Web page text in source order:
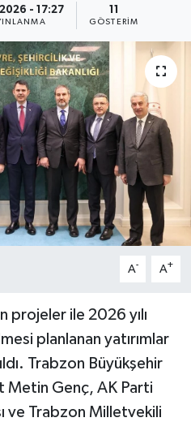
- 17:27 11
GÖSTERIM
A- A+
projeler ile 2026 yılı
planlanan yatırımlar
Trabzon Büyükşehir
Metin Genç, AK Parti
ve Trabzon Milletvekili